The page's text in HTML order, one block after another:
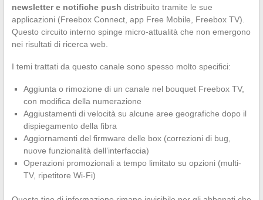
newsletter e notifiche push distribuito tramite le sue
applicazioni (Freebox Connect, app Free Mobile, Freebox TV).
Questo circuito interno spinge micro-attualità che non emergono
nei risultati di ricerca web.
I temi trattati da questo canale sono spesso molto specifici:
Aggiunta o rimozione di un canale nel bouquet Freebox TV,
con modifica della numerazione
Aggiustamenti di velocità su alcune aree geografiche dopo il
dispiegamento della fibra
Aggiornamenti del firmware delle box (correzioni di bug,
nuove funzionalità dell’interfaccia)
Operazioni promozionali a tempo limitato su opzioni (multi-
TV, ripetitore Wi-Fi)